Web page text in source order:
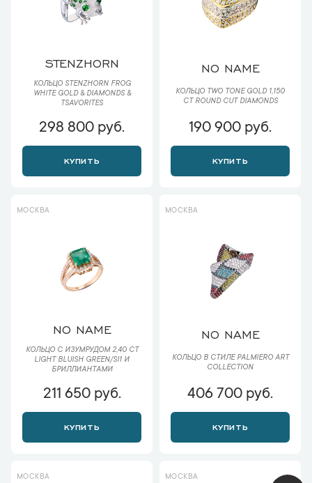
STENZHORN
КОЛЬЦО STENZHORN FROG
WHITE GOLD & DIAMONDS &
TSAVORITES
298 800 руб.
КУПИТЬ
NO NAME
КОЛЬЦО TWO TONE GOLD 1,150
CT ROUND CUT DIAMONDS
190 900 руб.
КУПИТЬ
МОСКВА
NO NAME
КОЛЬЦО С ИЗУМРУДОМ 2,40 CT
LIGHT BLUISH GREEN/SI1 И
БРИЛЛИАНТАМИ
211 650 руб.
КУПИТЬ
МОСКВА
NO NAME
КОЛЬЦО В СТИЛЕ PALMIERO ART
COLLECTION
406 700 руб.
КУПИТЬ
МОСКВА МОСКВА